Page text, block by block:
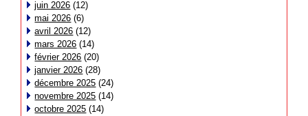
juin 2026 (12)
mai 2026 (6)
avril 2026 (12)
mars 2026 (14)
février 2026 (20)
janvier 2026 (28)
décembre 2025 (24)
novembre 2025 (14)
octobre 2025 (14)